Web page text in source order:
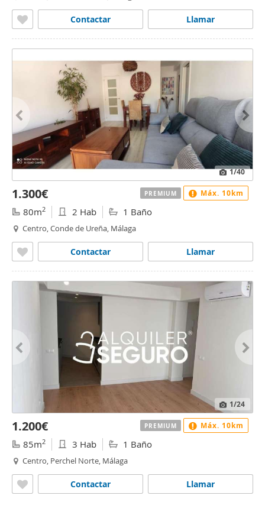
Llamar
Contactar
1/40
1.300€
80m2 2 Hab 1 Baño
Centro, Conde de Ureña, Málaga
Llamar
Contactar
PREMIUM Máx. 10km
1/24
1.200€
85m2 3 Hab 1 Baño
Centro, Perchel Norte, Málaga
Llamar
Contactar
PREMIUM Máx. 10km